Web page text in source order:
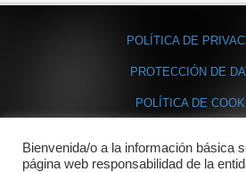
POLÍTICA DE
PROTECCIÓN DE
POLÍTICA DE
Contacto
Bienvenida/o a la información básica
página web responsabilidad de la